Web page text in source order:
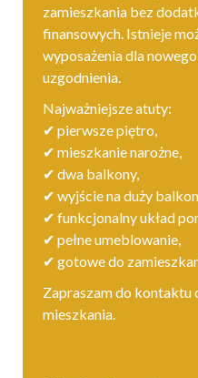
zamieszkania bez
finansowych. Istnieje
wyposażenia dla
uzgodnienia.
Najważniejsze atuty:
✔ pierwsze piętro,
✔ mieszkanie narożne,
✔ dwa balkony,
✔ wyjście na duży
✔ funkcjonalny układ
✔ pełne umeblowanie,
✔ gotowe do
Zapraszam do kontaktu
mieszkania.